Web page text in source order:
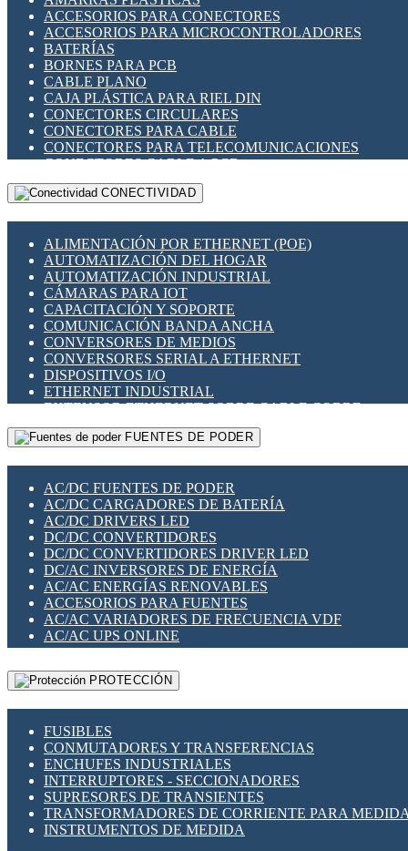
INDICADORES PARA PANEL
INTERFACES DE RELÉ
INTERRUPTORES FIN DE CARRERA
LLAVES CONMUTADORAS
MEDIDORES DE ENERGÍA Y TC'S DE CORRIENTE
MOTORES PASO A PASO
PANTALLAS HMI
PLC -CONTROLADORES LÓGICO PROGRAMABLES
PROGRAMADORES DE HORARIO
RELÉS DE PROTECCIÓN
SENSORES CAPACITIVOS
SENSORES INDUCTIVOS
TEMPORIZADORES
VARIACS
VARIADORES DE FRECUENCIA [VDF]
SECCIONADORES - INTERRUPTORES
MAQUINARIA
ACCESORIOS PARA CONECTORES
ACCESORIOS PARA MICROCONTROLADORES
BATERÍAS
BORNES PARA PCB
CABLE PLANO
CAJA PLÁSTICA PARA RIEL DIN
CONECTORES CIRCULARES
CONECTORES PARA CABLE
CONECTORES PARA TELECOMUNICACIONES
CONECTORES CABLE A PCB
CONECTORES PCB A CABLE
DIP SWITCHES
HERRAMIENTAS VARIAS
ILUMINACIÓN LED
INTERRUPTORES REED
INTERFACES DE RELÉ
OTROS RELÉS
PROTECCIÓN TÉRMICA
RELÉS AUTOMOTRICES
RELÉS DE SEÑAL
RELÉS DE ESTADO SÓLIDO SSR
RELÉS INDUSTRIALES
RELÉS MINIATURA DE POTENCIA
SENSORES MAGNÉTICOS
SWITCH Y MICROSWITCH
TARJETAS PI
UNIÓN Y DERIVACIÓN DE CABLE
CONECTIVIDAD
ALIMENTACIÓN POR ETHERNET (POE)
AUTOMATIZACIÓN DEL HOGAR
AUTOMATIZACIÓN INDUSTRIAL
CÁMARAS PARA IOT
CAPACITACIÓN Y SOPORTE
COMUNICACIÓN BANDA ANCHA
CONVERSORES DE MEDIOS
CONVERSORES SERIAL A ETHERNET
DISPOSITIVOS I/O
ETHERNET INDUSTRIAL
EXTENSOR ETHERNET SOBRE CABLE COBRE
GATEWAY LORAWAN
GESTIÓN DE REDES
PLACAS MODULARES IOT
SWITCHES Y REDES WIFI
SOLUCIONES IOT
SOLUCIONES LORAWAN
SOLUCIONES RED CELULAR
SEGURIDAD PARA REDES
SWITCHES LAN
TELEFONÍA IP (VOIP)
VIGILANCIA IP (CCTV)
MESHTASTIC
FUENTES DE PODER
AC/DC FUENTES DE PODER
AC/DC CARGADORES DE BATERÍA
AC/DC DRIVERS LED
DC/DC CONVERTIDORES
DC/DC CONVERTIDORES DRIVER LED
DC/AC INVERSORES DE ENERGÍA
AC/AC ENERGÍAS RENOVABLES
ACCESORIOS PARA FUENTES
AC/AC VARIADORES DE FRECUENCIA VDF
AC/AC UPS ONLINE
PROTECCIÓN
FUSIBLES
CONMUTADORES Y TRANSFERENCIAS
ENCHUFES INDUSTRIALES
INTERRUPTORES - SECCIONADORES
SUPRESORES DE TRANSIENTES
TRANSFORMADORES DE CORRIENTE PARA
INSTRUMENTOS DE MEDIDA